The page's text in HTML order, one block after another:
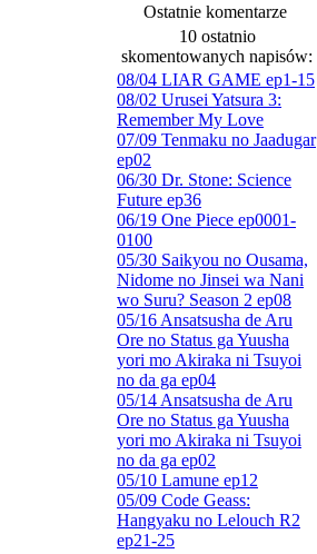
Ostatnie komentarze
10 ostatnio
skomentowanych napisów:
08/04 LIAR GAME ep1-15
08/02 Urusei Yatsura 3:
Remember My Love
07/09 Tenmaku no Jaadugar
ep02
06/30 Dr. Stone: Science
Future ep36
06/19 One Piece ep0001-
0100
05/30 Saikyou no Ousama,
Nidome no Jinsei wa Nani
wo Suru? Season 2 ep08
05/16 Ansatsusha de Aru
Ore no Status ga Yuusha
yori mo Akiraka ni Tsuyoi
no da ga ep04
05/14 Ansatsusha de Aru
Ore no Status ga Yuusha
yori mo Akiraka ni Tsuyoi
no da ga ep02
05/10 Lamune ep12
05/09 Code Geass:
Hangyaku no Lelouch R2
ep21-25